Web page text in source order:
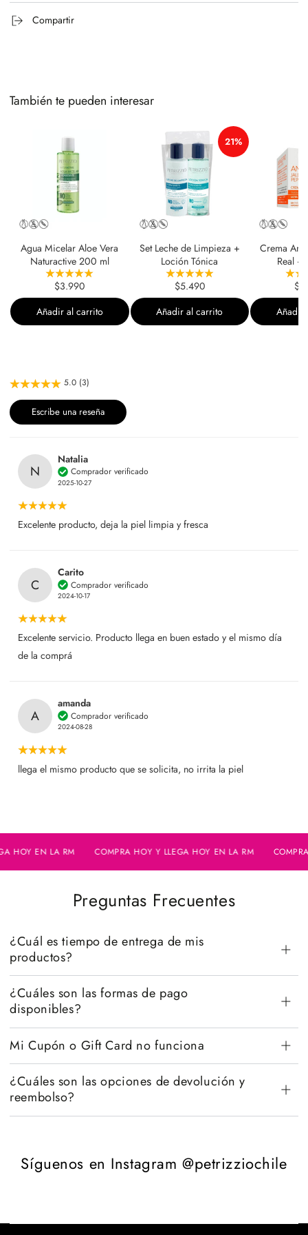
Compartir
También te pueden interesar
Agua Micelar Aloe Vera
Naturactive 200 ml
$3.990
Añadir al carrito
21%
Set Leche de Limpieza +
Loción Tónica
$5.490
Añadir al carrito
Crema
Real +
Añadir
5.0 (3)
Escribe una reseña
N
Natalia
Comprador verificado
2025-10-27
Excelente producto, deja la piel limpia y fresca
C
Carito
Comprador verificado
2024-10-17
Excelente servicio. Producto llega en buen estado y el mismo día
de la comprá
A
amanda
Comprador verificado
2024-08-28
llega el mismo producto que se solicita, no irrita la piel
EN LA RM COMPRA HOY Y LLEGA HOY EN LA RM COMPRA
Preguntas Frecuentes
¿Cuál es tiempo de entrega de mis
productos?
¿Cuáles son las formas de pago
disponibles?
Mi Cupón o Gift Card no funciona
¿Cuáles son las opciones de devolución y
reembolso?
Síguenos en Instagram @petrizziochile